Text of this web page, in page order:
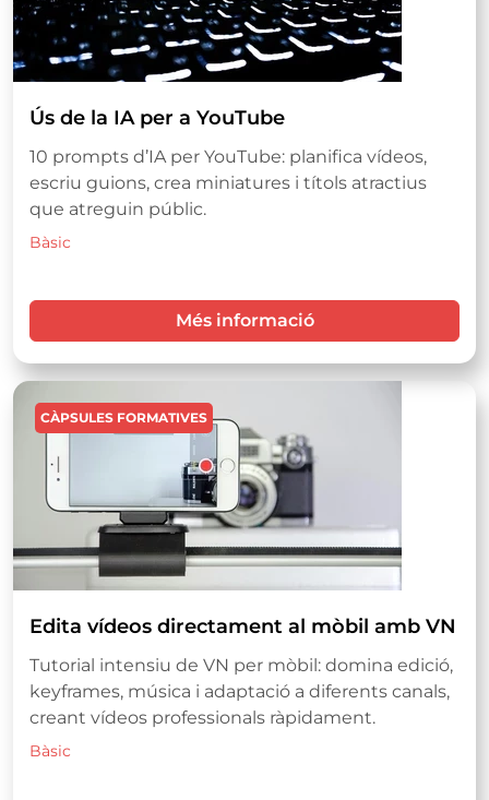
Ús de la IA per a YouTube
10 prompts d’IA per YouTube: planifica vídeos,
escriu guions, crea miniatures i títols atractius
que atreguin públic.
Bàsic
Més informació
Imatge
CÀPSULES FORMATIVES
Edita vídeos directament al mòbil amb VN
Tutorial intensiu de VN per mòbil: domina edició,
keyframes, música i adaptació a diferents canals,
creant vídeos professionals ràpidament.
Bàsic